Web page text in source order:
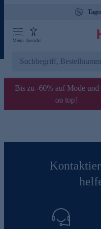
Menü Ansicht
Bis zu -60% auf Mode und
on top!